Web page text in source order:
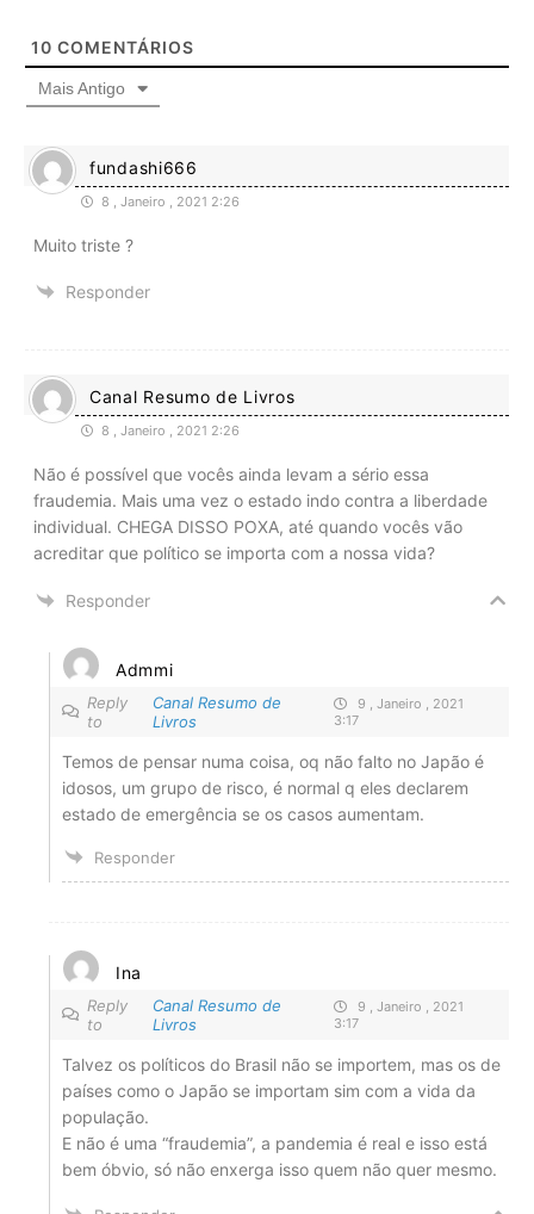
10 COMENTÁRIOS
Mais Antigo
fundashi666
8 , Janeiro , 2021 2:26
Muito triste ?
Responder
Canal Resumo de Livros
8 , Janeiro , 2021 2:26
Não é possível que vocês ainda levam a sério essa
fraudemia. Mais uma vez o estado indo contra a liberdade
individual. CHEGA DISSO POXA, até quando vocês vão
acreditar que político se importa com a nossa vida?
Responder
Admmi
Reply
to
Canal Resumo de
Livros
9 , Janeiro , 2021
3:17
Temos de pensar numa coisa, oq não falto no Japão é
idosos, um grupo de risco, é normal q eles declarem
estado de emergência se os casos aumentam.
Responder
Ina
Reply
to
Canal Resumo de
Livros
9 , Janeiro , 2021
3:17
Talvez os políticos do Brasil não se importem, mas os de
países como o Japão se importam sim com a vida da
população.
E não é uma “fraudemia”, a pandemia é real e isso está
bem óbvio, só não enxerga isso quem não quer mesmo.